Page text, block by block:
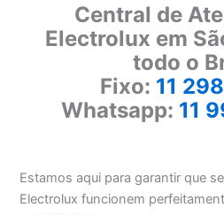
Central de
Electrolux em
todo o
Fixo: 11
Whatsapp: 11
Estamos aqui para garantir que
Electrolux funcionem